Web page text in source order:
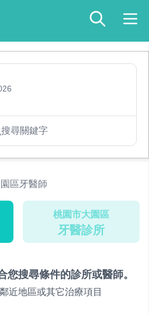
搜尋關鍵字
區牙醫師
桃園市大園區
牙醫診所
您搜尋條件的診所或醫師。
近地區或其它治療項目